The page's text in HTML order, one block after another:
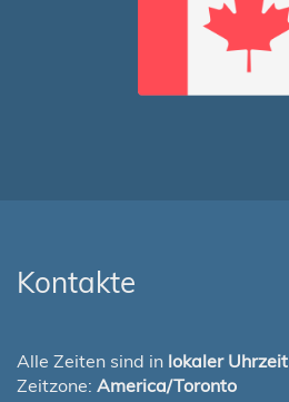
Kontakte
Alle Zeiten sind in lokaler Uhrzeit
Zeitzone: America/Toronto